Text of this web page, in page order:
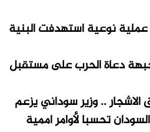
نوعية استهدفت البنية
دعاة الحرب على مستقبل
الاشجار .. وزير سوداني يزعم
تحسبا لأوامر اممية